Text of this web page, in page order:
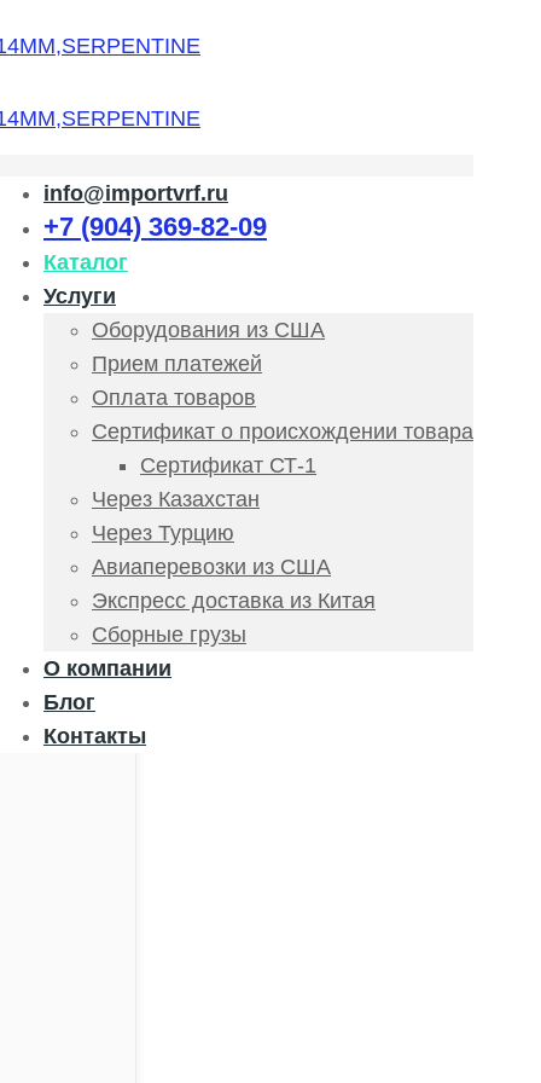
info@importvrf.ru
+7 (904) 369-82-09
Каталог
Услуги
Оборудования из США
Прием платежей
Оплата товаров
Сертификат о происхождении товара
Сертификат СТ-1
Через Казахстан
Через Турцию
Авиаперевозки из США
Экспресс доставка из Китая
Сборные грузы
О компании
Блог
Контакты